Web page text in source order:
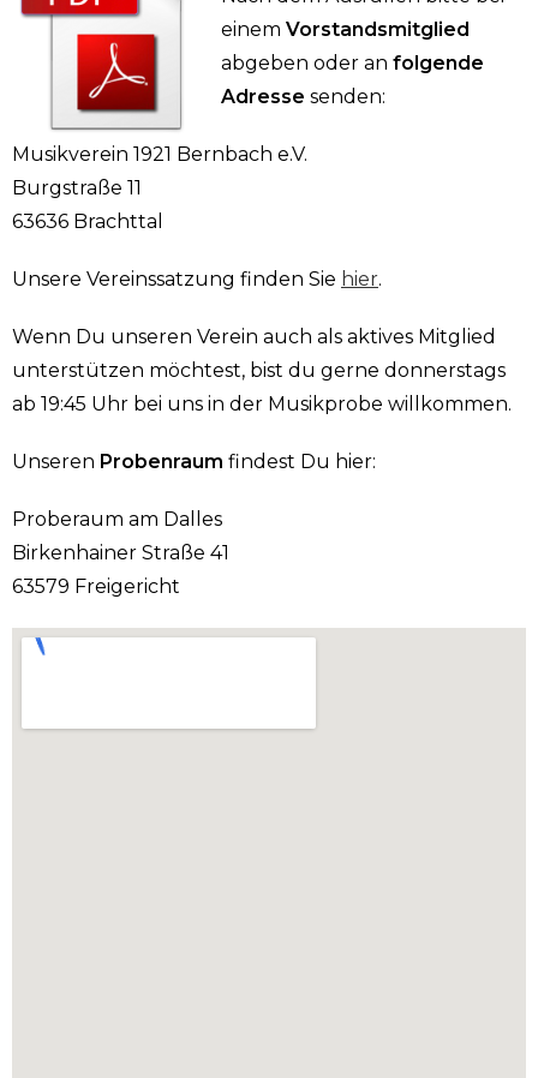
einem Vorstandsmitglied
abgeben oder an folgende
Adresse senden:
Musikverein 1921 Bernbach e.V.
Burgstraße 11
63636 Brachttal
Unsere Vereinssatzung finden Sie hier.
Wenn Du unseren Verein auch als aktives Mitglied
unterstützen möchtest, bist du gerne donnerstags
ab 19:45 Uhr bei uns in der Musikprobe willkommen.
Unseren Probenraum findest Du hier:
Proberaum am Dalles
Birkenhainer Straße 41
63579 Freigericht